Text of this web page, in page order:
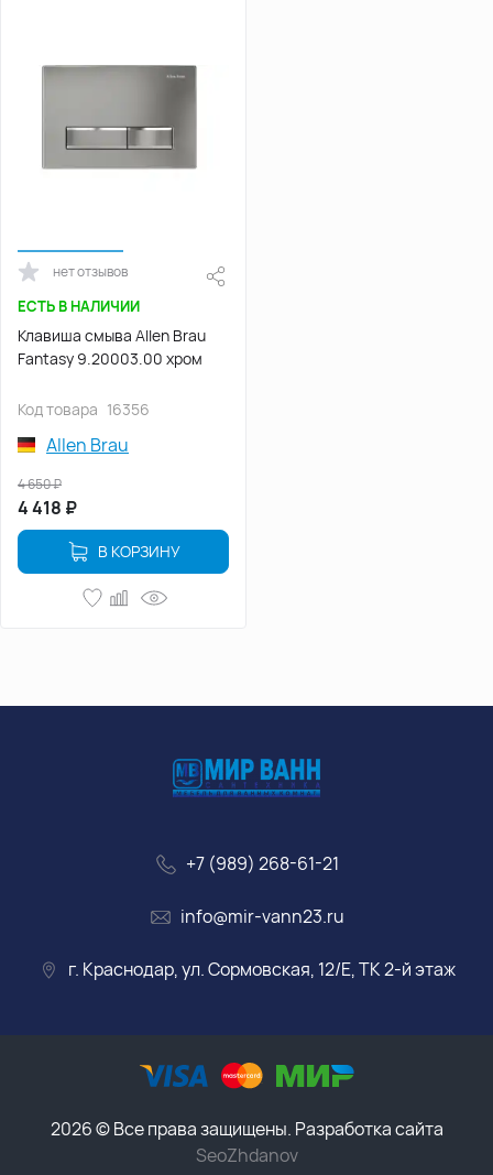
нет отзывов
ЕСТЬ В НАЛИЧИИ
Клавиша смыва Allen Brau
Fantasy 9.20003.00 хром
Код товара 16356
Allen Brau
4 418 ₽
4 650₽
В КОРЗИНУ
+7 (989) 268-61-21
info@mir-vann23.ru
г. Краснодар, ул. Сормовская, 12/Е, ТК 2-й этаж
2026 © Все права защищены. Разработка сайта
SeoZhdanov